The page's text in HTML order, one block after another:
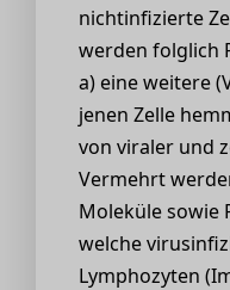
nichtinfizierte
werden folglich
a) eine weitere
jenen Zelle
von viraler und
Vermehrt
Moleküle sowie
welche
Lymphozyten